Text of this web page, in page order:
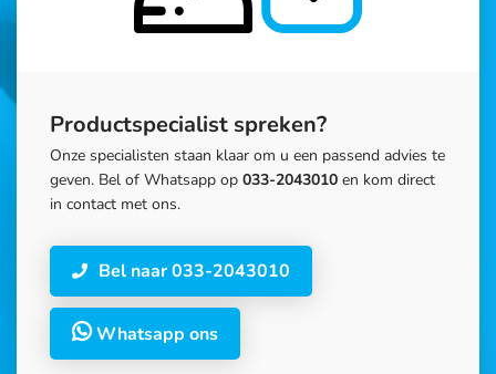
Productspecialist spreken?
Onze specialisten staan klaar om u een passend advies te
geven. Bel of Whatsapp op 033-2043010 en kom direct
in contact met ons.
Bel naar 033-2043010
Whatsapp ons